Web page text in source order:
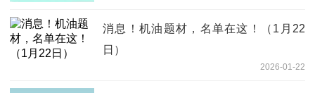
消息！机油题材，名单在这！（1月22
日）
2026-01-22